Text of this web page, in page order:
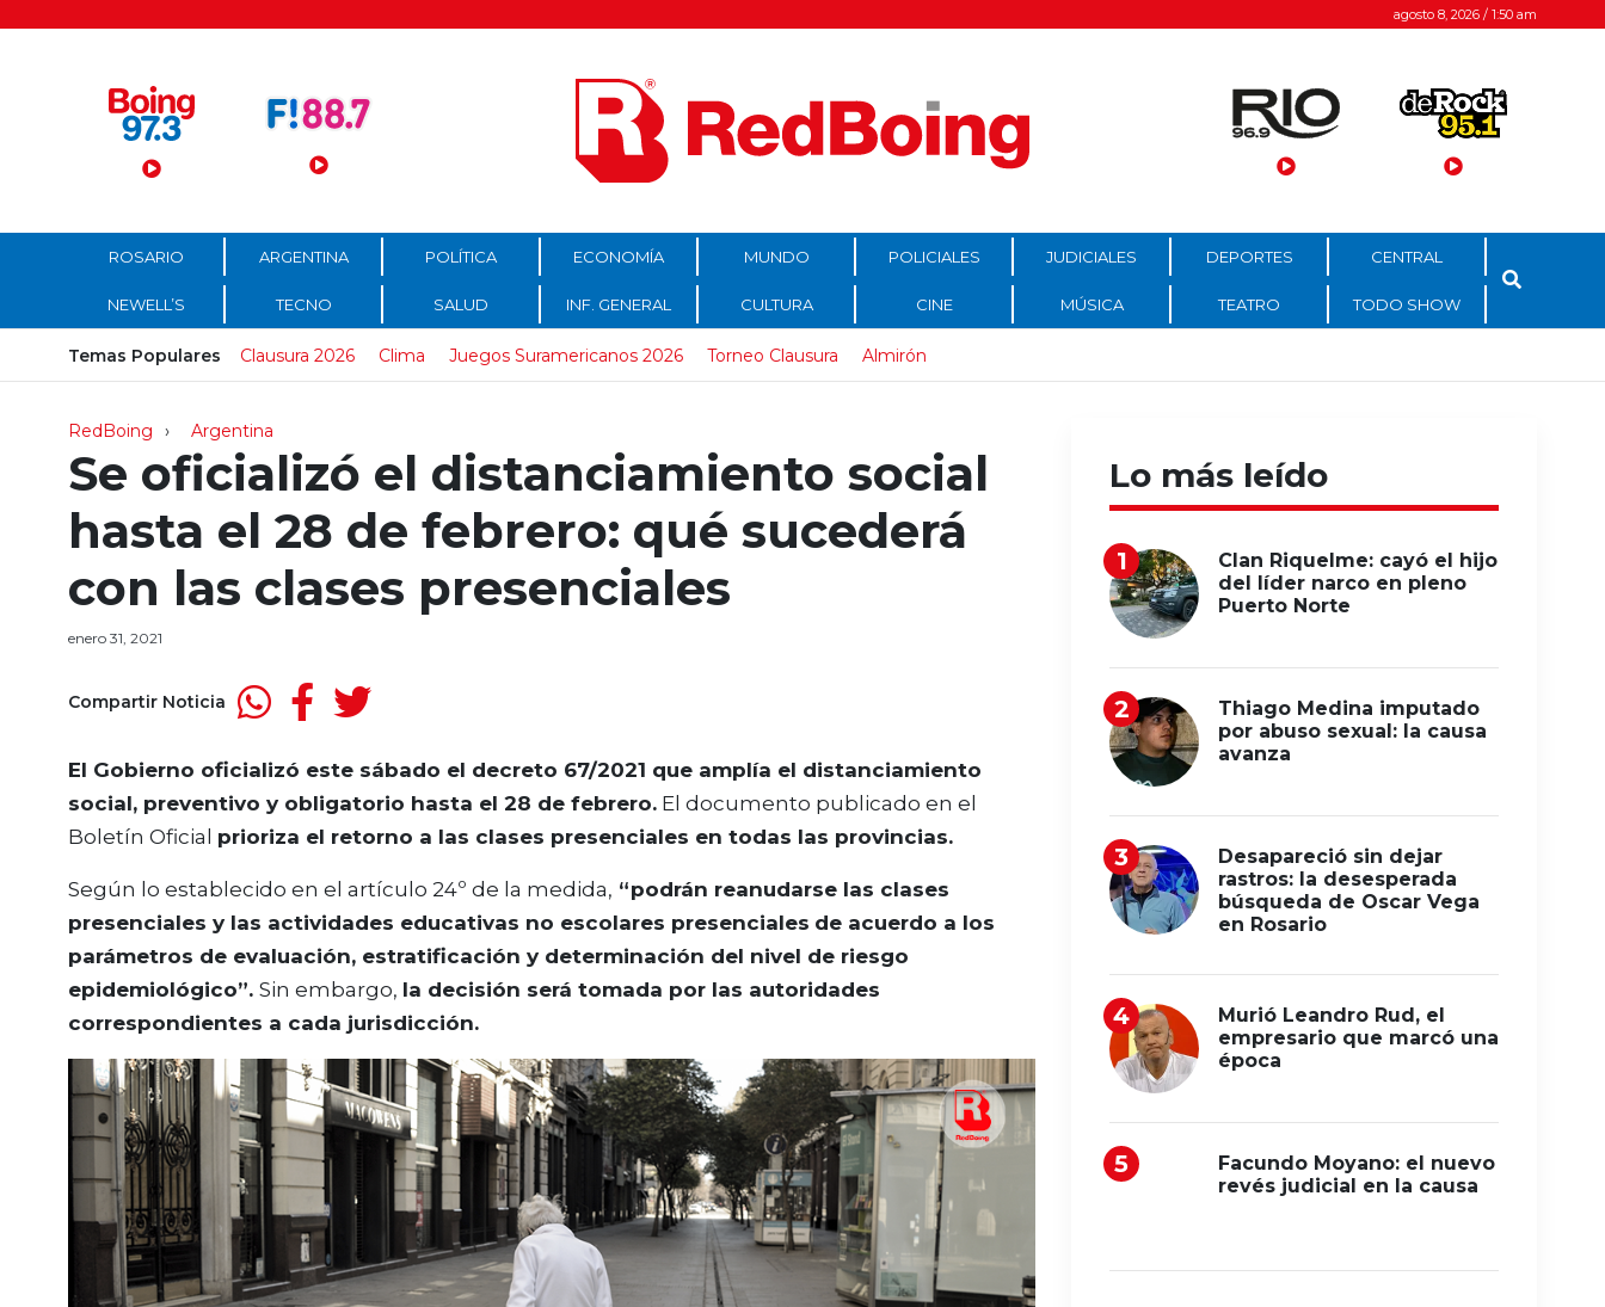
Menú Principal agosto 8, 2026 / 1:50 am
ROSARIO ARGENTINA POLÍTICA ECONOMÍA MUNDO POLICIALES JUDICIALES DEPORTES CENTRAL
NEWELL’S TECNO SALUD INF. GENERAL CULTURA CINE MÚSICA TEATRO TODO SHOW
Temas Populares Clausura 2026 Clima Juegos Suramericanos 2026 Torneo Clausura Almirón
RedBoing Argentina
Se oficializó el distanciamiento social
hasta el 28 de febrero: qué sucederá
con las clases presenciales
enero 31, 2021
Compartir Noticia
El Gobierno oficializó este sábado el decreto 67/2021 que amplía el distanciamiento
social, preventivo y obligatorio hasta el 28 de febrero. El documento publicado en el
Boletín Oficial prioriza el retorno a las clases presenciales en todas las provincias.
Según lo establecido en el artículo 24º de la medida, “podrán reanudarse las clases
presenciales y las actividades educativas no escolares presenciales de acuerdo a los
parámetros de evaluación, estratificación y determinación del nivel de riesgo
epidemiológico”. Sin embargo, la decisión será tomada por las autoridades
correspondientes a cada jurisdicción.
Lo más leído
Clan Riquelme: cayó el hijo
del líder narco en pleno
Puerto Norte
Thiago Medina imputado
por abuso sexual: la causa
avanza
Desapareció sin dejar
rastros: la desesperada
búsqueda de Oscar Vega
en Rosario
Murió Leandro Rud, el
empresario que marcó una
época
Facundo Moyano: el nuevo
revés judicial en la causa